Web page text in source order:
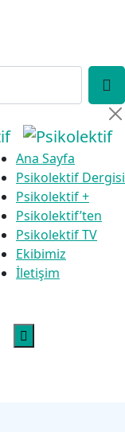
Ana Sayfa
Psikolektif Dergisi
Psikolektif +
Psikolektif’ten
Psikolektif TV
Ekibimiz
İletişim